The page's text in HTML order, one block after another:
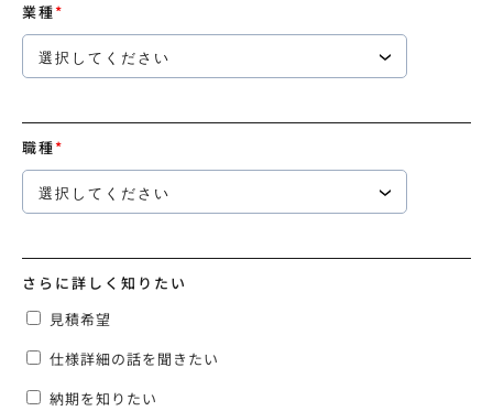
業種*
職種*
さらに詳しく知りたい
見積希望
仕様詳細の話を聞きたい
納期を知りたい